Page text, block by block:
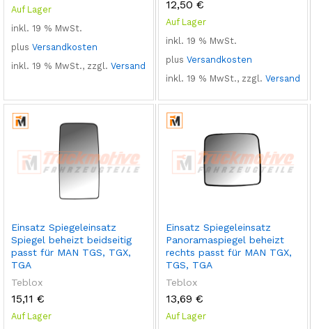
Auf Lager
inkl. 19 % MwSt.
plus Versandkosten
inkl. 19 % MwSt., zzgl. Versand
12,50 €
Auf Lager
inkl. 19 % MwSt.
plus Versandkosten
inkl. 19 % MwSt., zzgl. Versand
Einsatz Spiegeleinsatz
Spiegel beheizt beidseitig
passt für MAN TGS, TGX,
TGA
Teblox
15,11 €
Auf Lager
Einsatz Spiegeleinsatz
Panoramaspiegel beheizt
rechts passt für MAN TGX,
TGS, TGA
Teblox
13,69 €
Auf Lager